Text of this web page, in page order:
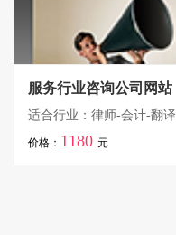
服务行业咨询公司网站
适合行业：律师-会计-翻译
价格： 1180 元